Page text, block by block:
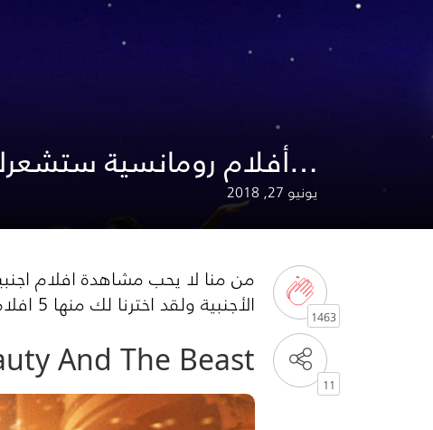
5 أفلام رومانسية ستشعرك بروعة الحب…
يونيو 27, 2018
1463
11
من منا لا يحب مشاهدة افلام
الأجنبية ولقد اخترنا لك منها 5 افلام اجنبية رومانسية بغاية الروعة، فلنلقي نظرة عليها:
And The Beast